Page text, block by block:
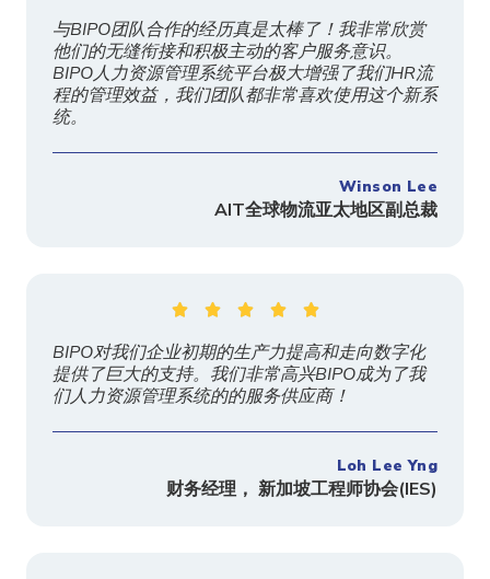
与BIPO团队合作的经历真是太棒了！我非常欣赏
他们的无缝衔接和积极主动的客户服务意识。
BIPO人力资源管理系统平台极大增强了我们HR流
程的管理效益，我们团队都非常喜欢使用这个新系
统。
Winson Lee
AIT全球物流亚太地区副总裁
    
BIPO对我们企业初期的生产力提高和走向数字化
提供了巨大的支持。我们非常高兴BIPO成为了我
们人力资源管理系统的的服务供应商！
Loh Lee Yng
财务经理， 新加坡工程师协会(IES)